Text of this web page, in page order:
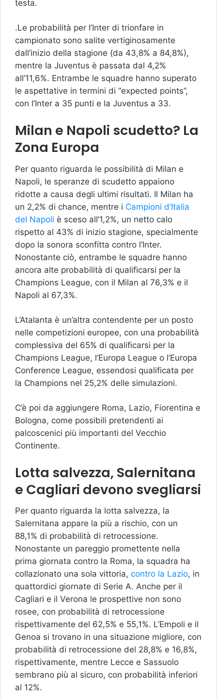
testa.
.Le probabilità per l’Inter di trionfare in
campionato sono salite vertiginosamente
dall’inizio della stagione (da 43,8% a 84,8%),
mentre la Juventus è passata dal 4,2%
all’11,6%. Entrambe le squadre hanno superato
le aspettative in termini di “expected points”,
con l’Inter a 35 punti e la Juventus a 33.
Milan e Napoli scudetto? La
Zona Europa
Per quanto riguarda le possibilità di Milan e
Napoli, le speranze di scudetto appaiono
ridotte a causa degli ultimi risultati. Il Milan ha
un 2,2% di chance, mentre i Campioni d’Italia
del Napoli è sceso all’1,2%, un netto calo
rispetto al 43% di inizio stagione, specialmente
dopo la sonora sconfitta contro l’Inter.
Nonostante ciò, entrambe le squadre hanno
ancora alte probabilità di qualificarsi per la
Champions League, con il Milan al 76,3% e il
Napoli al 67,3%.
L’Atalanta è un’altra contendente per un posto
nelle competizioni europee, con una probabilità
complessiva del 65% di qualificarsi per la
Champions League, l’Europa League o l’Europa
Conference League, essendosi qualificata per
la Champions nel 25,2% delle simulazioni.
C’è poi da aggiungere Roma, Lazio, Fiorentina e
Bologna, come possibili pretendenti ai
palcoscenici più importanti del Vecchio
Continente.
Lotta salvezza, Salernitana
e Cagliari devono svegliarsi
Per quanto riguarda la lotta salvezza, la
Salernitana appare la più a rischio, con un
88,1% di probabilità di retrocessione.
Nonostante un pareggio promettente nella
prima giornata contro la Roma, la squadra ha
collazionato una sola vittoria, contro la Lazio, in
quattordici giornate di Serie A. Anche per il
Cagliari e il Verona le prospettive non sono
rosee, con probabilità di retrocessione
rispettivamente del 62,5% e 55,1%. L’Empoli e il
Genoa si trovano in una situazione migliore, con
probabilità di retrocessione del 28,8% e 16,8%,
rispettivamente, mentre Lecce e Sassuolo
sembrano più al sicuro, con probabilità inferiori
al 12%.